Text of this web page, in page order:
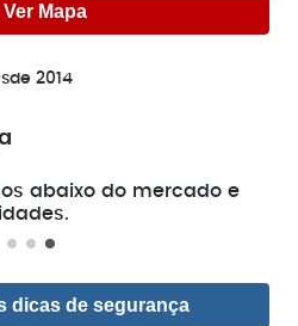
Ver Mapa
2014
abaixo do mercado e
dicas de segurança